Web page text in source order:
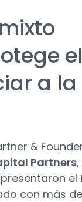
el
a la
&
Partners
el
con más